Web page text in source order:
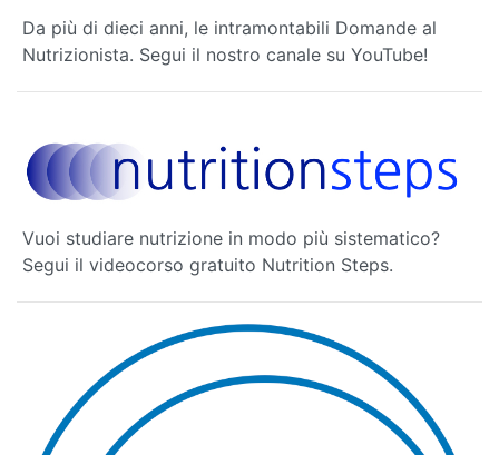
Da più di dieci anni, le intramontabili Domande al
Nutrizionista. Segui il nostro canale su YouTube!
Vuoi studiare nutrizione in modo più sistematico?
Segui il videocorso gratuito Nutrition Steps.